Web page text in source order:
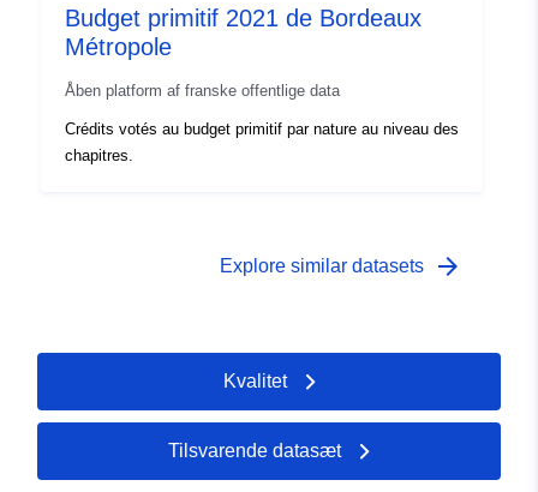
Adgangsrettighe
der:
public
Budget primitif 2021 de Bordeaux
Métropole
Åben platform af franske offentlige data
Crédits votés au budget primitif par nature au niveau des
chapitres.
Explore similar datasets arrow_forward
Kvalitet
Tilsvarende datasæt